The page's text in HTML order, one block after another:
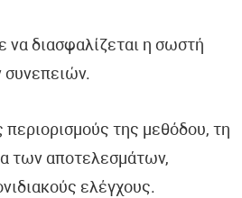
να διασφαλίζεται η σωστή
συνεπειών.
της μεθόδου, τη
των αποτελεσμάτων,
ελέγχους.